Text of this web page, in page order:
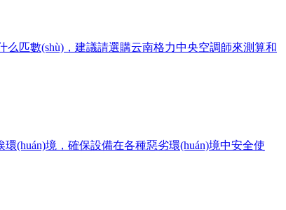
用什么匹數(shù)，建議請選購云南格力中央空調師來測算和
(huán)境，確保設備在各種惡劣環(huán)境中安全使